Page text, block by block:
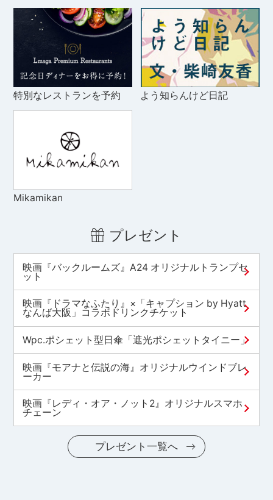
特別なレストランを予約 よう知らんけど日記
Mikamikan
プレゼント
映画『バックルームズ』A24 オリジナルトランプセ
ット
映画『ドラマなふたり』×「キャプション by Hyatt
なんば大阪」コラボドリンクチケット
Wpc.ポシェット型日傘「遮光ポシェットタイニー」
映画『モアナと伝説の海』オリジナルウインドブレ
ーカー
映画『レディ・オア・ノット2』オリジナルスマホ
チェーン
プレゼント一覧へ